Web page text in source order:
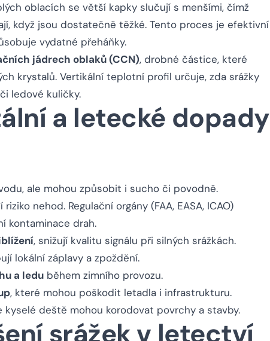
oblacích se větší kapky slučují s menšími, čímž
když jsou dostatečně těžké. Tento proces je efektivní
vydatné přeháňky.
jádrech oblaků (CCN), drobné částice, které
krystalů. Vertikální teplotní profil určuje, zda srážky
ledové kuličky.
a letecké dopady
ale mohou způsobit i sucho či povodně.
nehod. Regulační orgány (FAA, EASA, ICAO)
kontaminace drah.
, snižují kvalitu signálu při silných srážkách.
lokální záplavy a zpoždění.
a ledu během zimního provozu.
, které mohou poškodit letadla i infrastrukturu.
kyselé deště mohou korodovat povrchy a stavby.
srážek v letectví